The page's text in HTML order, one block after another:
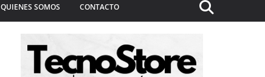
QUIENES SOMOS CONTACTO